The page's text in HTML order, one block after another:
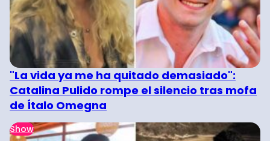
"La vida ya me ha quitado demasiado":
Catalina Pulido rompe el silencio tras mofa
de Ítalo Omegna
Show